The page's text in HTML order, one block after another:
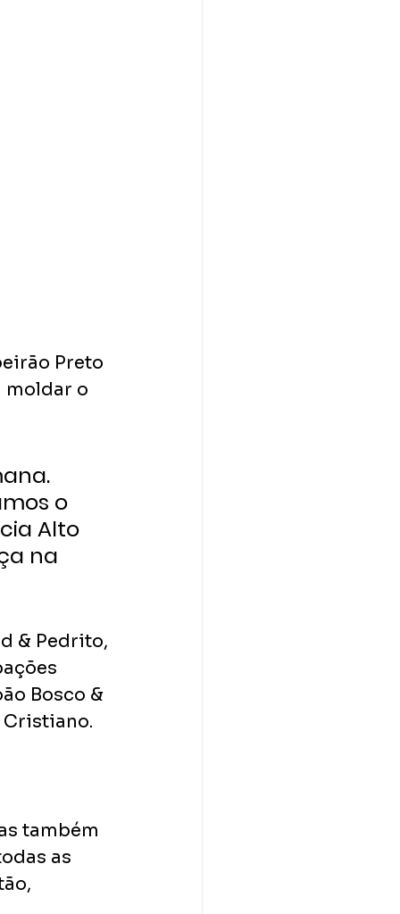
Preto
moldar o
o
Alto
na
& Pedrito,
Bosco &
Cristiano.
também
as